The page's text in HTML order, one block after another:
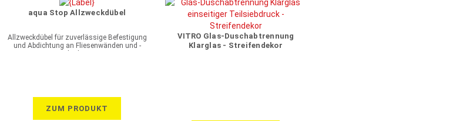
aqua Stop Allzweckdübel
Allzweckdübel für zuverlässige Befestigung
und Abdichtung an Fliesenwänden und -
ZUM PRODUKT
VITRO Glas-Duschabtrennung
Klarglas - Streifendekor